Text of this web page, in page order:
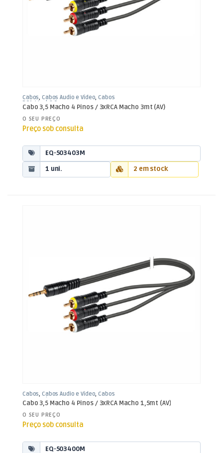
Cabos,Cabos Áudio e Vídeo,Cabos
RCA / Jack 3,5mm
Cabo 3,5 Macho 4 Pinos / 3xRCA Macho 3mt (AV)
O SEU PREÇO
Preço sob consulta
EQ-503403M
1 uni.
2 em stock
Cabos ,Cabos Áudio e Vídeo ,Cabos
RCA / Jack 3,5mm
Cabo 3,5 Macho 4 Pinos / 3xRCA Macho 1,5mt (AV)
O SEU PREÇO
Preço sob consulta
EQ-503400M